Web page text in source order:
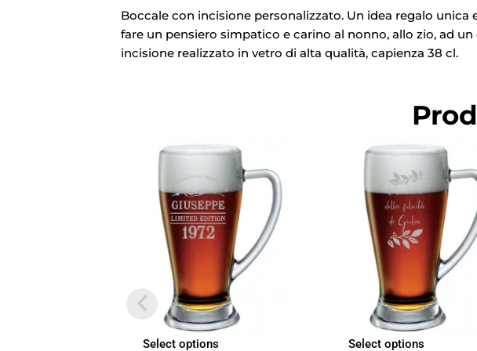
Boccale con incisione personalizzato. Un idea regalo
fare un pensiero simpatico e carino al nonno, allo zio, ad
incisione realizzato in vetro di alta qualità, capienza 38 cl.
Select options Select options